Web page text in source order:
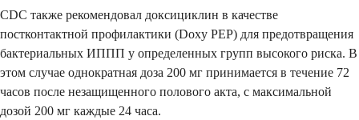
CDC также рекомендовал доксициклин в качестве
постконтактной профилактики (Doxy PEP) для предотвращения
бактериальных ИППП у определенных групп высокого риска. В
этом случае однократная доза 200 мг принимается в течение 72
часов после незащищенного полового акта, с максимальной
дозой 200 мг каждые 24 часа.